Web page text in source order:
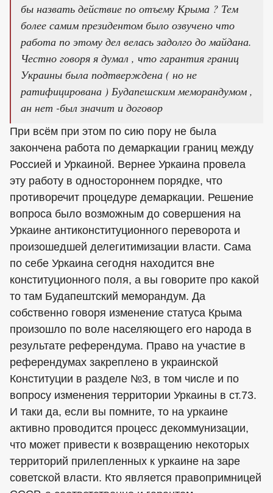
бы назвать действие по отъему Крыма ? Тем
более самим президентом было озвучено что
работа по этому дел велась задолго до майдана.
Честно говоря я думал , что гарантия границ
Украины была подтверждена ( но не
ратифицирована ) Будапешским меморандумом ,
ан нет -был значит и договор
При всём при этом по сию пору не была
закончена работа по демаркации границ между
Россией и Уркаиной. Вернее Уркаина провела
эту работу в одностороннем порядке, что
противоречит процедуре демаркации. Решение
вопроса было возможным до совершения на
Уркаине антиконституционного переворота и
произошедшей делегитимизации власти. Сама
по себе Уркаина сегодня находится вне
конституционного поля, а вы говорите про какой
то там Будапештский меморандум. Да
собственно говоря изменение статуса Крыма
произошло по воле населяющего его народа в
результате референдума. Право на участие в
референдумах закреплено в украинской
Конституции в разделе №3, в том числе и по
вопросу изменения территории Уркаины в ст.73.
И таки да, если вы помните, то на уркаине
активно проводится процесс декоммунизации,
что может привести к возвращению некоторых
территорий прилепленных к уркаине на заре
советской власти. Кто является правопримницей